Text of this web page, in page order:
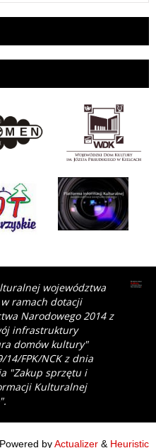
województwa
ramach dotacji
Narodowego 2014 z
infrastruktury
domów kultury"
FPK/NCK z dnia
"Zakup sprzętu i
Kulturalnej
Powered byActualizer & Heuristic